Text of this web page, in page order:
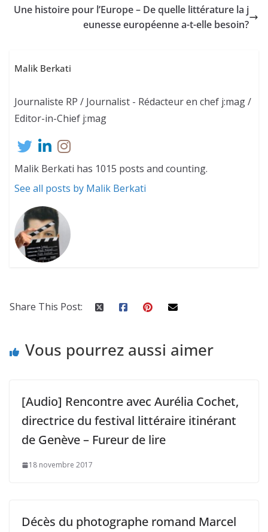
Une histoire pour l’Europe – De quelle littérature la j
eunesse européenne a-t-elle besoin?
Malik Berkati
Journaliste RP / Journalist - Rédacteur en chef j:mag /
Editor-in-Chief j:mag
Malik Berkati has 1015 posts and counting.
See all posts by Malik Berkati
Share This Post:
Vous pourrez aussi aimer
[Audio] Rencontre avec Aurélia Cochet,
directrice du festival littéraire itinérant
de Genève – Fureur de lire
18 novembre 2017
Décès du photographe romand Marcel